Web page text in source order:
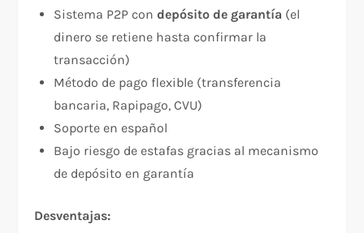
Sistema P2P condepósito de garantía (el
dinero se retiene hasta confirmar la
transacción)​
Método de pago flexible (transferencia
bancaria, Rapipago, CVU)​
Soporte en español​
Bajo riesgo de estafas gracias al mecanismo
de depósito en garantía​
Desventajas: